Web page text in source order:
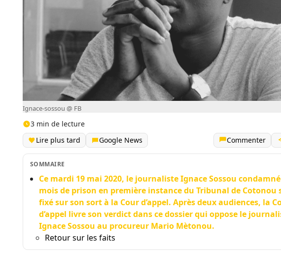
Ignace-sossou @ FB
3 min de lecture
Lire plus tard
Google News Commenter
SOMMAIRE
Ce mardi 19 mai 2020, le journaliste Ignace Sossou
mois de prison en première instance du Tribunal de Cotonou
fixé sur son sort à la Cour d’appel. Après deux audiences, la
d’appel livre son verdict dans ce dossier qui oppose le
Ignace Sossou au procureur Mario Mètonou.
Retour sur les faits